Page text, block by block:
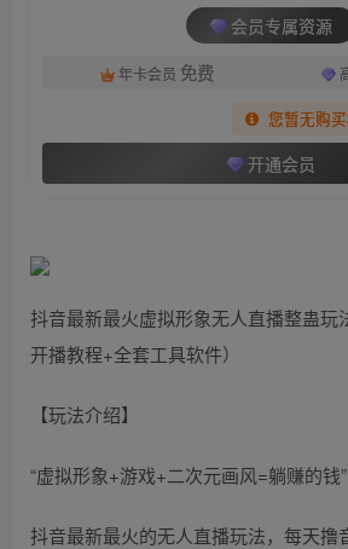
会员专属资源
年卡会员 免费
您暂无购
开通会员
抖音最新最火虚拟形象无人直播整蛊玩
开播教程+全套工具软件）
【玩法介绍】
“虚拟形象+游戏+二次元画风=躺赚的钱”
抖音最新最火的无人直播玩法，每天撸